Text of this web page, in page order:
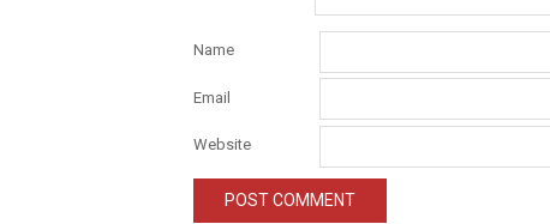
Name
Email
Website